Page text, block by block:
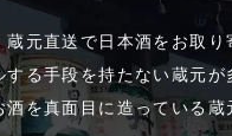
元直送で日本酒をお取り
る手段を持たない蔵元
を真面目に造っている蔵